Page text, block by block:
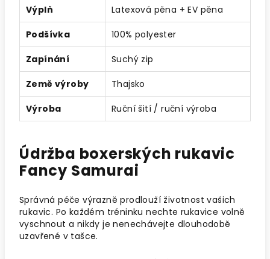
Výplň Latexová pěna + EV pěna
Podšívka 100% polyester
Zapínání Suchý zip
Země výroby Thajsko
Výroba Ruční šití / ruční výroba
Údržba boxerských rukavic
Fancy Samurai
Správná péče výrazně prodlouží životnost vašich
rukavic. Po každém tréninku nechte rukavice volně
vyschnout a nikdy je nenechávejte dlouhodobě
uzavřené v tašce.